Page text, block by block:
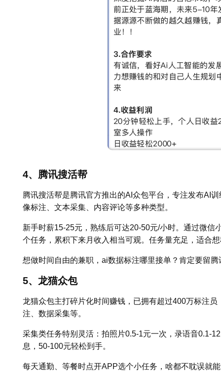
4、腾讯搜活帮
腾讯搜活帮是腾讯官方推出的AI众包平台，专注发布AI
像标注、文本采集、内容评论等多种类型。
新手时薪15-25元，熟练后可达20-50元/小时。通过微信
个任务，累积下来月收入相当可观。任务量充足，适合
想做时间自由的兼职，ai数据标注哪里接单？肯定要留
5、龙猫众包
龙猫众包主打碎片化时间赚钱，已拥有超过400万标注
注、数据采集等。
采集类任务特别灵活：拍照片0.5-1元一次，录语音0.1-
息，50-100元轻松到手。
每天通勤、等餐时点开APP选个小任务，啥都不耽误就